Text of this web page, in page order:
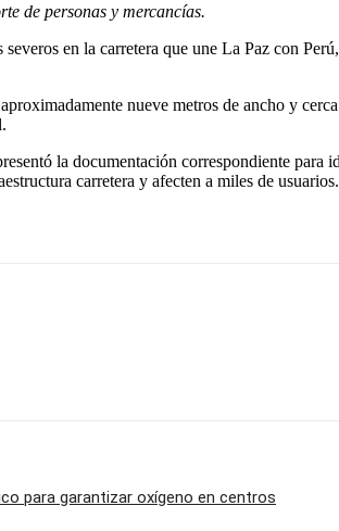
de personas y mercancías.
en la carretera que une La Paz con
nueve metros de ancho y
la documentación correspondiente para
carretera y afecten a miles de usuarios.
para garantizar oxígeno en centros